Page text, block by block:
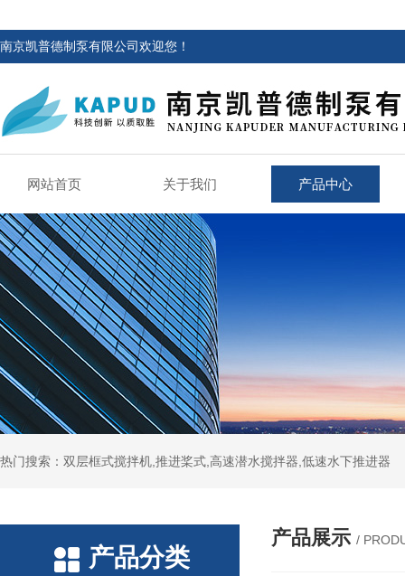
南京凯普德制泵有限公司欢迎您！
网站首页 关于我们 产品中心
热门搜索：双层框式搅拌机,推进桨式,高速潜水搅拌器,低速水下推进器
产品分类
产品展示 /